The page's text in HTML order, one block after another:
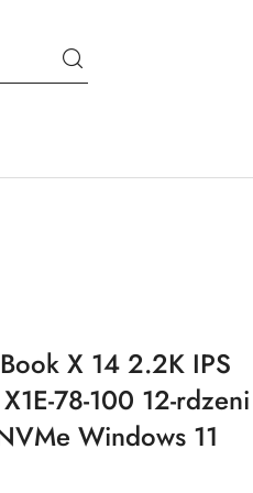
X 14 2.2K IPS
78-100 12-
Windows 11